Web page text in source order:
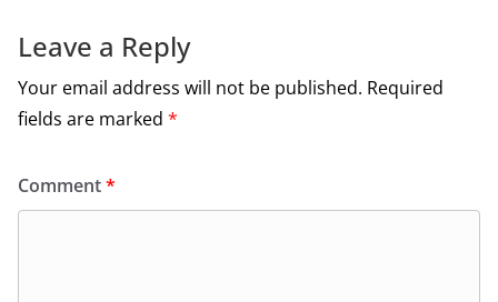
Leave a Reply
Your email address will not be published. Required
fields are marked *
Comment*